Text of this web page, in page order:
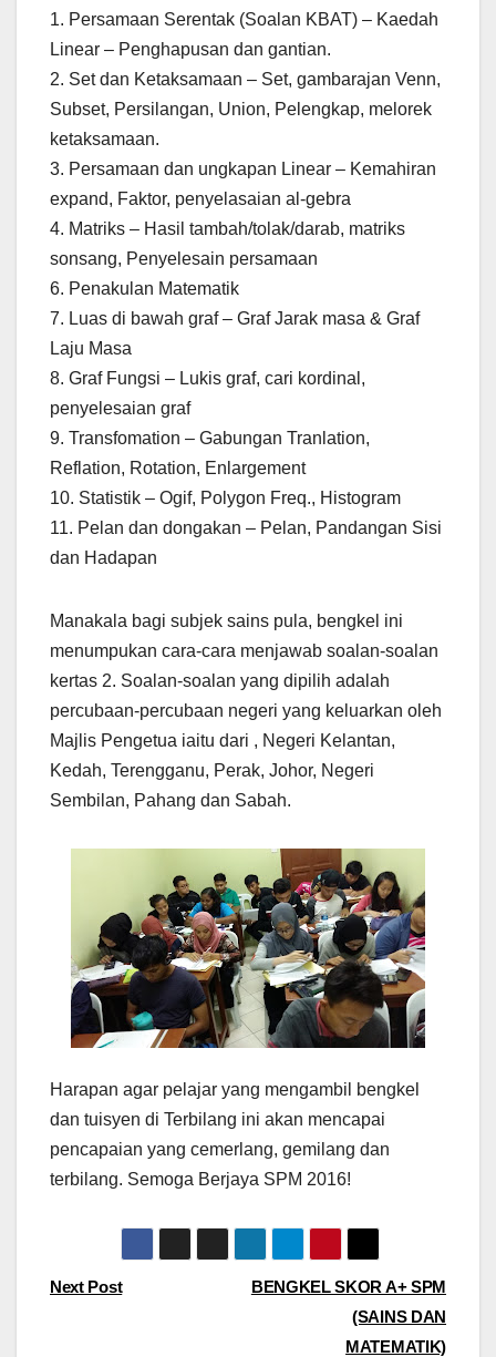
1. Persamaan Serentak (Soalan KBAT) – Kaedah
Linear – Penghapusan dan gantian.
2. Set dan Ketaksamaan – Set, gambarajan Venn,
Subset, Persilangan, Union, Pelengkap, melorek
ketaksamaan.
3. Persamaan dan ungkapan Linear – Kemahiran
expand, Faktor, penyelasaian al-gebra
4. Matriks – Hasil tambah/tolak/darab, matriks
sonsang, Penyelesain persamaan
6. Penakulan Matematik
7. Luas di bawah graf – Graf Jarak masa & Graf
Laju Masa
8. Graf Fungsi – Lukis graf, cari kordinal,
penyelesaian graf
9. Transfomation – Gabungan Tranlation,
Reflation, Rotation, Enlargement
10. Statistik – Ogif, Polygon Freq., Histogram
11. Pelan dan dongakan – Pelan, Pandangan Sisi
dan Hadapan
Manakala bagi subjek sains pula, bengkel ini
menumpukan cara-cara menjawab soalan-soalan
kertas 2. Soalan-soalan yang dipilih adalah
percubaan-percubaan negeri yang keluarkan oleh
Majlis Pengetua iaitu dari , Negeri Kelantan,
Kedah, Terengganu, Perak, Johor, Negeri
Sembilan, Pahang dan Sabah.
Harapan agar pelajar yang mengambil bengkel
dan tuisyen di Terbilang ini akan mencapai
pencapaian yang cemerlang, gemilang dan
terbilang. Semoga Berjaya SPM 2016!
Post
BENGKEL SKOR A+ SPM
(SAINS DAN
MATEMATIK)
Next Post